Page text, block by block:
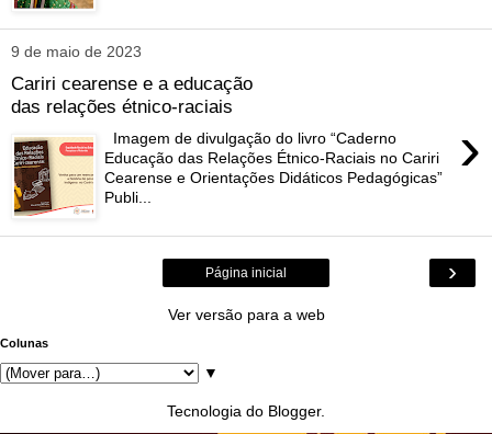
9 de maio de 2023
Cariri cearense e a educação
das relações étnico-raciais
›
Imagem de divulgação do livro “Caderno
Educação das Relações Étnico-Raciais no Cariri
Cearense e Orientações Didáticos Pedagógicas”
Publi...
›
Página inicial
Ver versão para a web
Colunas
▼
Tecnologia do Blogger.